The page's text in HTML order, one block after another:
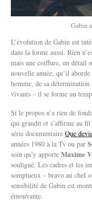
Gabin
L’évolution de Gabin est
dans la forme aussi. Rien
mais une coiffure, un détail
nouvelle année, qu’il
homme, de sa
vivants – il se forme un
Si le propos n’a rien de
qui grandit et s’affirme au
série documentaireQue
années 1980 à la Tv ou par
soin qu’y apporteMaxime
souligné. Les cadres et les
somptueux – bravo au chef
sensibilité de Gabin est
émouvante.